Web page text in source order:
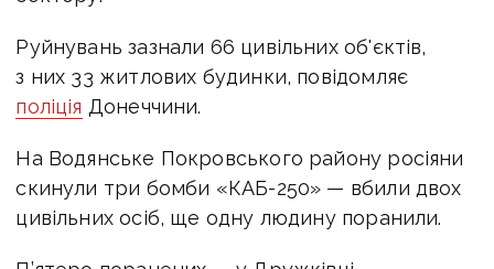
Руйнувань зазнали 66 цивільних об'єктів,
з них 33 житлових будинки, повідомляє
поліція Донеччини.
На Водянське Покровського району росіяни
скинули три бомби «КАБ-250» — вбили двох
цивільних осіб, ще одну людину поранили.